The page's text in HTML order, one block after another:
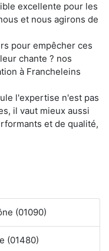
excellente pour les
et nous agirons de
pour empêcher ces
chante ? nos
à Francheleins
l'expertise n'est pas
il vaut mieux aussi
et de qualité,
(01090)
(01480)